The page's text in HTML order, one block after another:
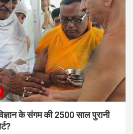
के संगम की 2500 साल पुरानी